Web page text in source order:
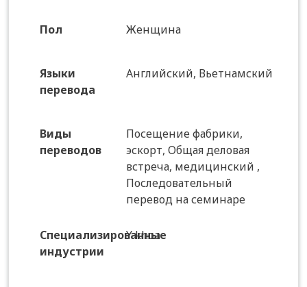
Пол Женщина
Языки
перевода
Английский, Вьетнамский
Виды
переводов
Посещение фабрики,
эскорт, Общая деловая
встреча, медицинский ,
Последовательный
перевод на семинаре
Специализированные
индустрии
Y khoa